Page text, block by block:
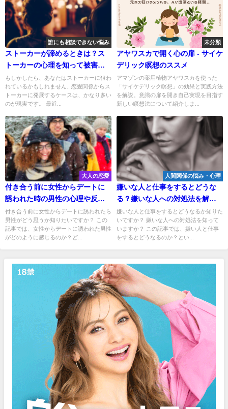
誰にも相談できない悩み
ストーカーが諦めるときは？ス
トーカーの心理を知って被害を
防ごう
もしかしたら、あなたはストーカーに狙わ
れているかもしれません.. 恋愛関係からス
トーカーに発展するケースは、かなり多い
のが現実です。 最近...
未分類
アヤワスカで開く心の扉 - サイケ
デリック瞑想のススメ
アマゾンの薬用植物アヤワスカを使った
「サイケデリック瞑想」の効果と実践方法
を解説。意識の扉を開き自己実現を目指す
新しい瞑想法について紹介しま...
大人の恋愛
付き合う前に女性からデートに
誘われた時の男性の心理や反応
は？
付き合う前に女性からデートに誘われたら
男性がどう思うか知りたいですか？ この
記事では、女性からデートに誘われた男性
がどのように感じるのか？ど...
人間関係の悩み・心理
嫌いな人と仕事をするとどうな
る？嫌いな人への対処法を解
説！
嫌いな人と仕事をするとどうなるか知りた
いですか？ 嫌いな人への対処法を知って
いますか？ この記事では、嫌い人と仕事
をするとどうなるのか？とい...